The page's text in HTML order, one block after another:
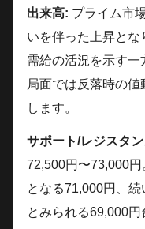
出来高: プライム市
いを伴った上昇と
需給の活況を示す
局面では反落時の
します。
サポート/レジスタ
72,500円〜73,000
となる71,000円、
とみられる69,000円